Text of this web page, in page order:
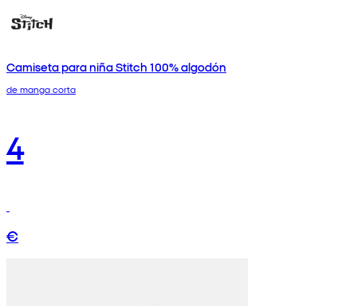
Camiseta para niña Stitch 100% algodón
de manga corta
4
€